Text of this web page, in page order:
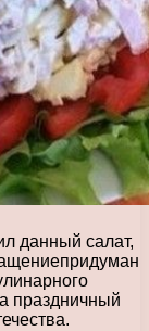
данный салат,
праздничный